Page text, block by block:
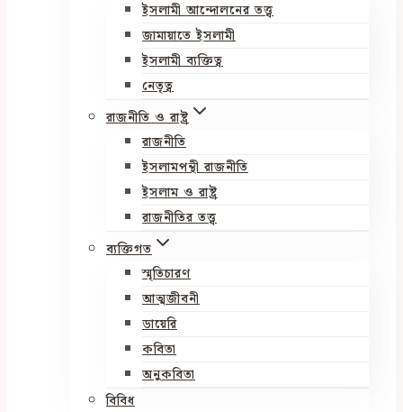
ইসলামী আন্দোলনের তত্ত্ব
জামায়াতে ইসলামী
ইসলামী ব্যক্তিত্ব
নেতৃত্ব
রাজনীতি ও রাষ্ট্র
রাজনীতি
ইসলামপন্থী রাজনীতি
ইসলাম ও রাষ্ট্র
রাজনীতির তত্ত্ব
ব্যক্তিগত
স্মৃতিচারণ
আত্মজীবনী
ডায়েরি
কবিতা
অনুকবিতা
বিবিধ